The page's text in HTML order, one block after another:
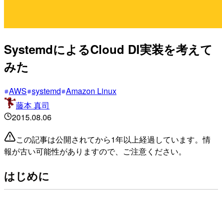
SystemdによるCloud DI実装を考えて
みた
AWS systemd Amazon Linux
藤本 真司
2015.08.06
この記事は公開されてから1年以上経過しています。情
報が古い可能性がありますので、ご注意ください。
はじめに